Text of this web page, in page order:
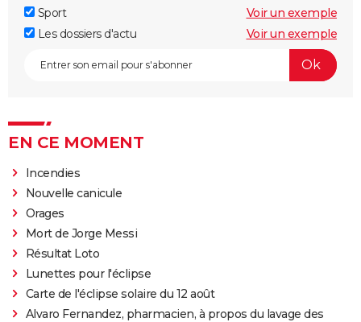
Sport
Voir un exemple
Les dossiers d'actu
Voir un exemple
EN CE MOMENT
Incendies
Nouvelle canicule
Orages
Mort de Jorge Messi
Résultat Loto
Lunettes pour l'éclipse
Carte de l'éclipse solaire du 12 août
Alvaro Fernandez, pharmacien, à propos du lavage des